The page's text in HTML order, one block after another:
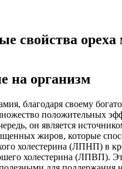
свойства
на организм
благодаря своему
положительных
он является
жиров, которые
холестерина (ЛПНП) в
холестерина (ЛПВП).